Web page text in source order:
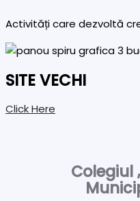
Activități care dezvoltă
SITE VECHI
Click Here
Colegiul